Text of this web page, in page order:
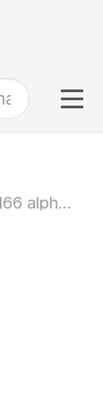
Nom de pays selon la norme ISO-3166 alpha-2